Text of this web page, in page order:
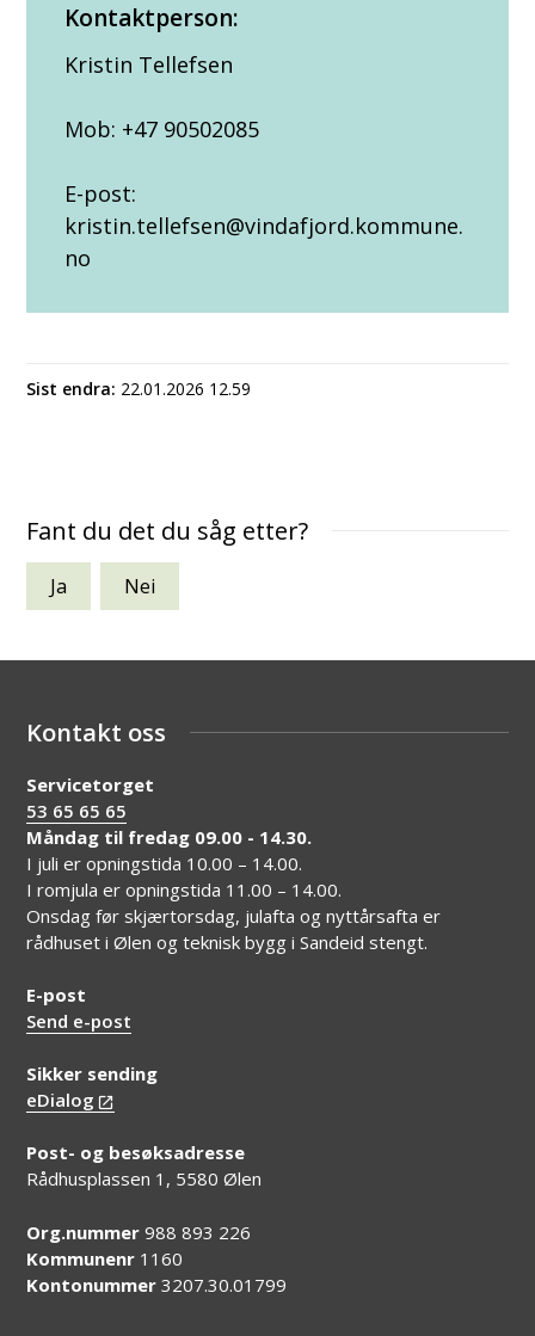
Kontaktperson:
Kristin Tellefsen
Mob: +47 90502085
E-post:
kristin.tellefsen@vindafjord.kommune.
no
Sist endra 22.01.2026 12.59
Fant du det du såg etter?
Ja Nei
Kontakt oss
Servicetorget
53 65 65 65
Måndag til fredag 09.00 - 14.30.
I juli er opningstida 10.00 – 14.00.
I romjula er opningstida 11.00 – 14.00.
Onsdag før skjærtorsdag, julafta og nyttårsafta er
rådhuset i Ølen og teknisk bygg i Sandeid stengt.
E-post
Send e-post
Sikker sending
eDialog
Post- og besøksadresse
Rådhusplassen 1, 5580 Ølen
Org.nummer988 893 226
Kommunenr 1160
Kontonummer3207.30.01799